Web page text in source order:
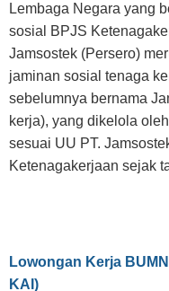
Lembaga Negara yang
sosial BPJS
Jamsostek (Persero)
jaminan sosial tenaga
sebelumnya bernama
kerja), yang dikelola
sesuai UU PT.
Ketenagakerjaan sejak
Lowongan Kerja
KAI)